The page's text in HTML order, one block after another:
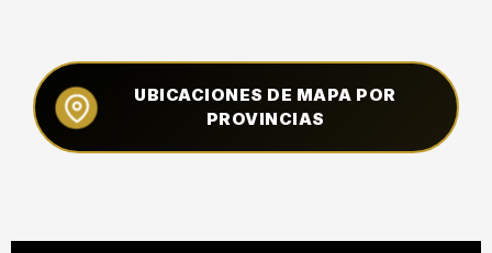
UBICACIONES DE MAPA POR
PROVINCIAS